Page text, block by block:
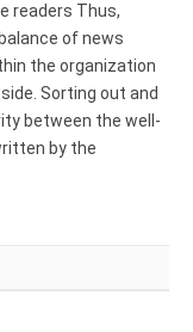
readers Thus,
of news
the organization
Sorting out and
between the well-
by the